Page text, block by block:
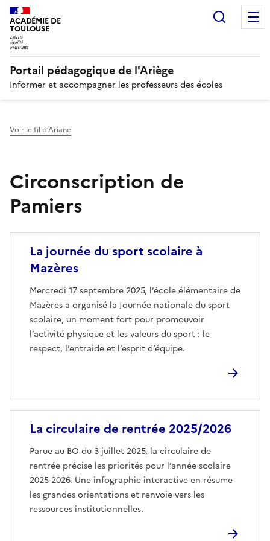
ACADÉMIE DE
TOULOUSE
Portail pédagogique de l'Ariège
Informer et accompagner les professeurs des écoles
Voir le fil d’Ariane
Circonscription de
Pamiers
La journée du sport scolaire à
Mazères
Mercredi 17 septembre 2025, l’école élémentaire de
Mazères a organisé la Journée nationale du sport
scolaire, un moment fort pour promouvoir
l’activité physique et les valeurs du sport : le
respect, l’entraide et l’esprit d’équipe.
La circulaire de rentrée 2025/2026
Parue au BO du 3 juillet 2025, la circulaire de
rentrée précise les priorités pour l’année scolaire
2025-2026. Une infographie interactive en résume
les grandes orientations et renvoie vers les
ressources institutionnelles.